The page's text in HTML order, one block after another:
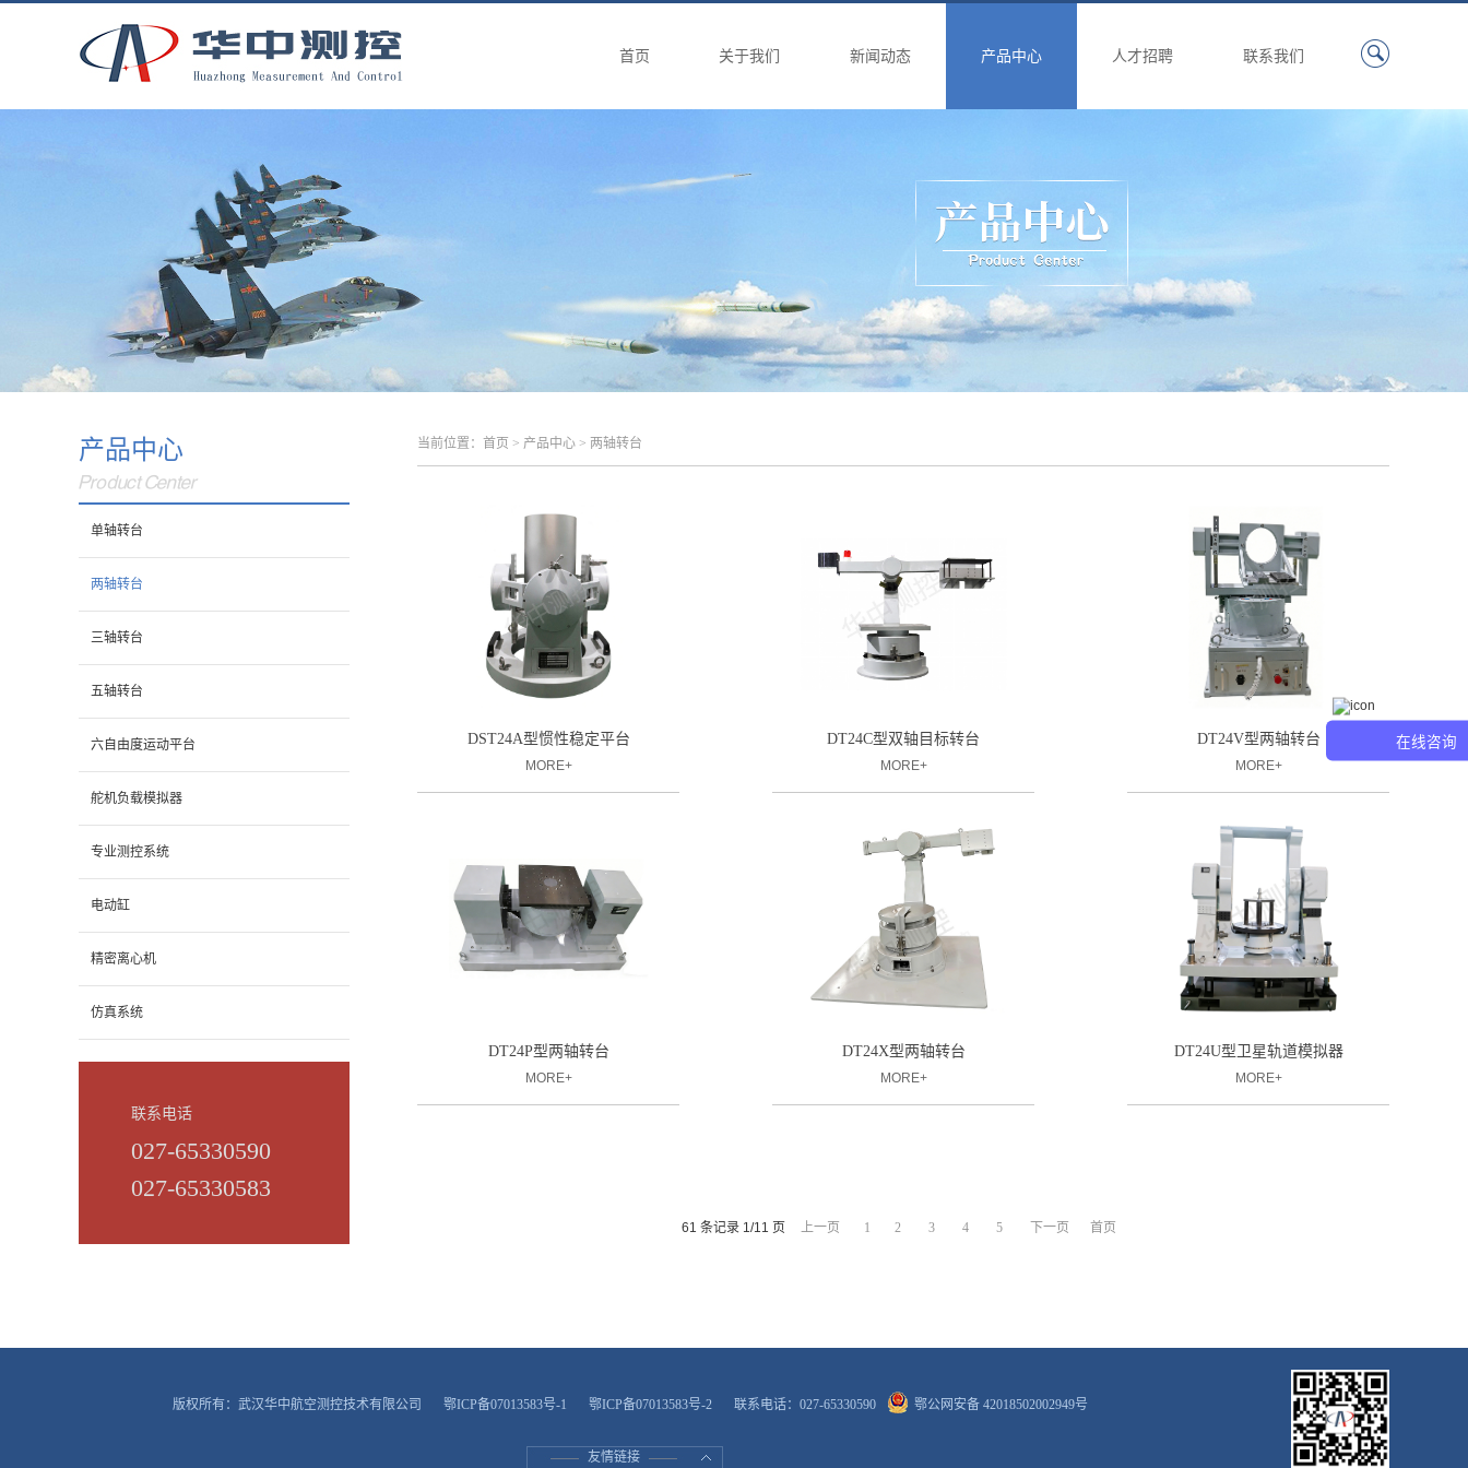
首页 关于我们 新闻动态 产品中心 人才招聘 联系我们
产品中心
Product Center
单轴转台
两轴转台
三轴转台
五轴转台
六自由度运动平台
舵机负载模拟器
专业测控系统
电动缸
精密离心机
仿真系统
联系电话
027-65330590
027-65330583
当前位置： 首页 > 产品中心 > 两轴转台
DST24A型惯性稳定平台
MORE+
DT24C型双轴目标转台
MORE+
DT24V型两轴转台
MORE+
DT24P型两轴转台
MORE+
DT24X型两轴转台
MORE+
DT24U型卫星轨道模拟器
MORE+
61 条记录 1/11 页 上一页 1 2 3 4 5 下一页 首页
版权所有：武汉华中航空测控技术有限公司 鄂ICP备07013583号-1 鄂ICP备07013583号-2 联系电话：027-65330590 鄂公网安备 42018502002949号
友情链接
在线咨询